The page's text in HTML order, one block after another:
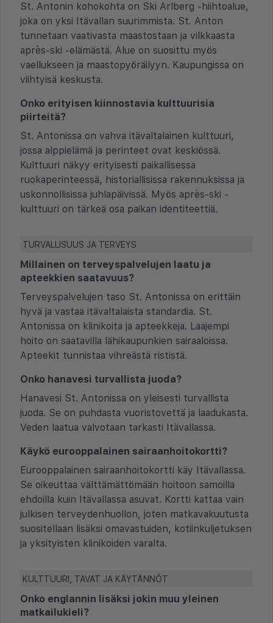
St. Antonin kohokohta on Ski Arlberg -hiihtoalue,
joka on yksi Itävallan suurimmista. St. Anton
tunnetaan vaativasta maastostaan ja vilkkaasta
après-ski -elämästä. Alue on suosittu myös
vaellukseen ja maastopyöräilyyn. Kaupungissa on
viihtyisä keskusta.
Onko erityisen kiinnostavia kulttuurisia
piirteitä?
St. Antonissa on vahva itävaltalainen kulttuuri,
jossa alppielämä ja perinteet ovat keskiössä.
Kulttuuri näkyy erityisesti paikallisessa
ruokaperinteessä, historiallisissa rakennuksissa ja
uskonnollisissa juhlapäivissä. Myös après-ski -
kulttuuri on tärkeä osa paikan identiteettiä.
TURVALLISUUS JA TERVEYS
Millainen on terveyspalvelujen laatu ja
apteekkien saatavuus?
Terveyspalvelujen taso St. Antonissa on erittäin
hyvä ja vastaa itävaltalaista standardia. St.
Antonissa on klinikoita ja apteekkeja. Laajempi
hoito on saatavilla lähikaupunkien sairaaloissa.
Apteekit tunnistaa vihreästä rististä.
Onko hanavesi turvallista juoda?
Hanavesi St. Antonissa on yleisesti turvallista
juoda. Se on puhdasta vuoristovettä ja laadukasta.
Veden laatua valvotaan tarkasti Itävallassa.
Käykö eurooppalainen sairaanhoitokortti?
Eurooppalainen sairaanhoitokortti käy Itävallassa.
Se oikeuttaa välttämättömään hoitoon samoilla
ehdoilla kuin Itävallassa asuvat. Kortti kattaa vain
julkisen terveydenhuollon, joten matkavakuutusta
suositellaan lisäksi omavastuiden, kotiinkuljetuksen
ja yksityisten klinikoiden varalta.
KULTTUURI, TAVAT JA KÄYTÄNNÖT
Onko englannin lisäksi jokin muu yleinen
matkailukieli?